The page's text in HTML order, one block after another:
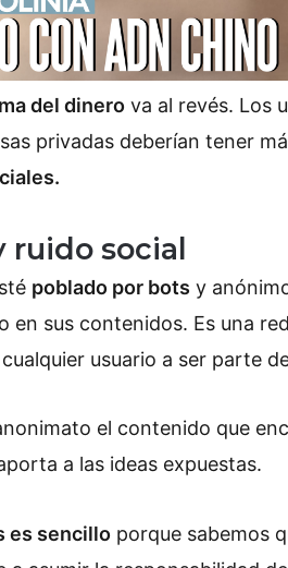
del dinero va al revés. Los
privadas deberían tener
ruido social
poblado por bots y
en sus contenidos. Es una
usuario a ser parte
el contenido que
a las ideas expuestas.
es sencillo porque sabemos